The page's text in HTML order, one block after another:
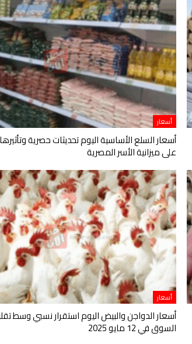
أسعار
أسعار السلع الأساسية اليوم تحديثات حصرية وتأثيرها
على ميزانية الأسر المصرية
أسعار
أسعار الدواجن والبيض اليوم استقرار نسبي وسط
السوق في 12 مايو 2025